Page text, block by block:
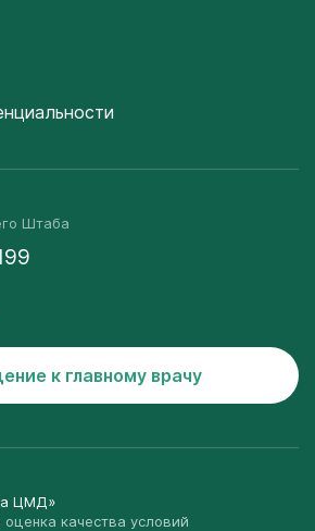
Штаба
к главному врачу
ЦМД»
качества условий